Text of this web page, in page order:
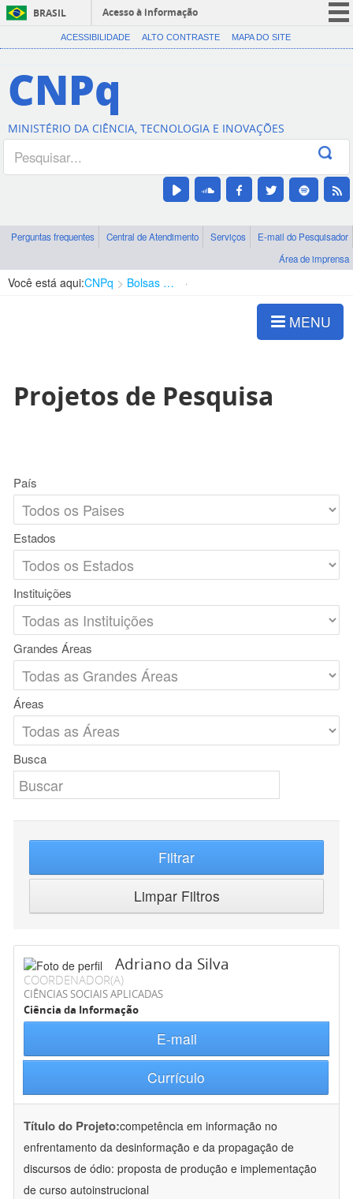
BRASIL
Acesso à informação
CORONAVÍRUS (COVID-19)
Canais
ACESSIBILIDADE ALTO CONTRASTE MAPA DO SITE
CNPq
MINISTÉRIO DA CIÊNCIA, TECNOLOGIA E INOVAÇÕES
Perguntas frequentes Central de Atendimento Serviços
E-mail do Pesquisador
Área de imprensa
Você está aqui:CNPq Bolsas e Auxílios Vigentes
MENU
Projetos de Pesquisa
País
Estados
Instituições
Grandes Áreas
Áreas
Busca
Filtrar
Limpar Filtros
Adriano da Silva
COORDENADOR(A)
CIÊNCIAS SOCIAIS APLICADAS
Ciência da Informação
E-mail
Currículo
Título do Projeto:competência em informação no
enfrentamento da desinformação e da propagação de
discursos de ódio: proposta de produção e implementação
de curso autoinstrucional